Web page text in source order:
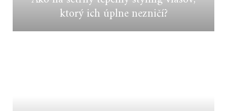
ktorý ich úplne nezničí?